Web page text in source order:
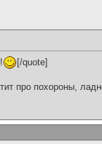
[/quote]
про похороны,